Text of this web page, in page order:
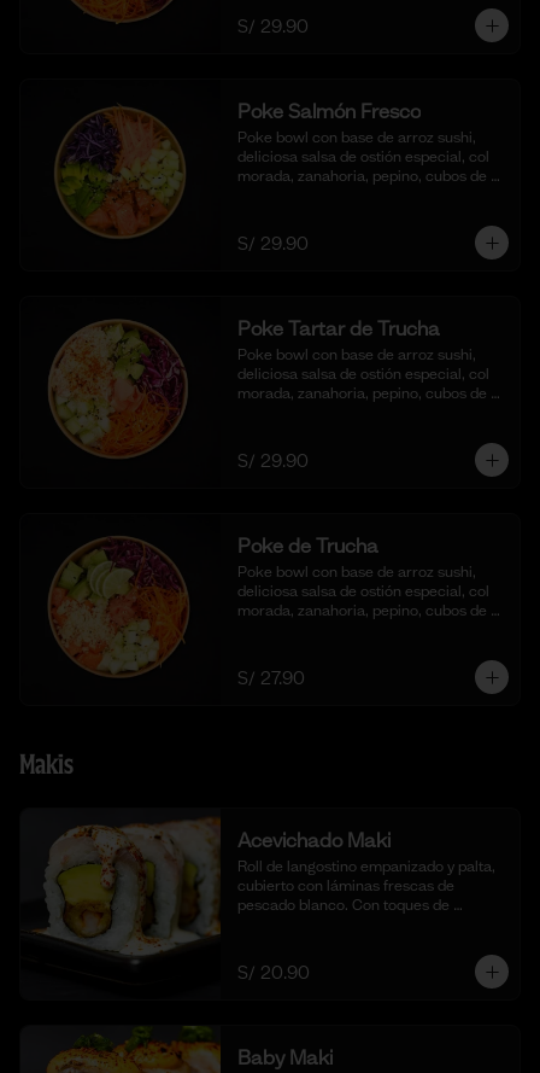
S/ 29.90
Poke Salmón Fresco
Poke bowl con base de arroz sushi,
deliciosa salsa de ostión especial, col
morada, zanahoria, pepino, cubos de
S/ 29.90
Poke Tartar de Trucha
Poke bowl con base de arroz sushi,
deliciosa salsa de ostión especial, col
morada, zanahoria, pepino, cubos de
S/ 29.90
Poke de Trucha
Poke bowl con base de arroz sushi,
deliciosa salsa de ostión especial, col
morada, zanahoria, pepino, cubos de
S/ 27.90
Makis
Acevichado Maki
Roll de langostino empanizado y palta,
cubierto con láminas frescas de
pescado blanco. Con toques de
acevichada. (10 cortes).
S/ 20.90
Baby Maki